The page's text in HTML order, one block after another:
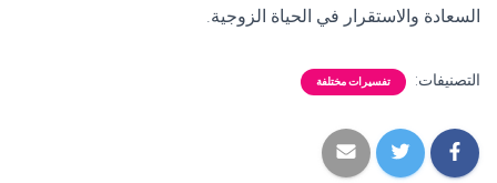
السعادة والاستقرار في الحياة الزوجية.
التصنيفات: تفسيرات مختلفة